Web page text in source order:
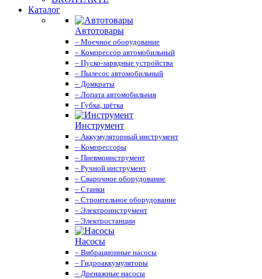
Каталог
Автотовары
– Моечное оборудование
– Компрессор автомобильный
– Пуско-зарядные устройства
– Пылесос автомобильный
– Домкраты
– Лопата автомобильная
– Губка, щётка
Инструмент
– Аккумуляторный инструмент
– Компрессоры
– Пневмоинструмент
– Ручной инструмент
– Сварочное оборудование
– Станки
– Строительное оборудование
– Электроинструмент
– Электростанции
Насосы
– Вибрационные насосы
– Гидроаккумуляторы
– Дренажные насосы